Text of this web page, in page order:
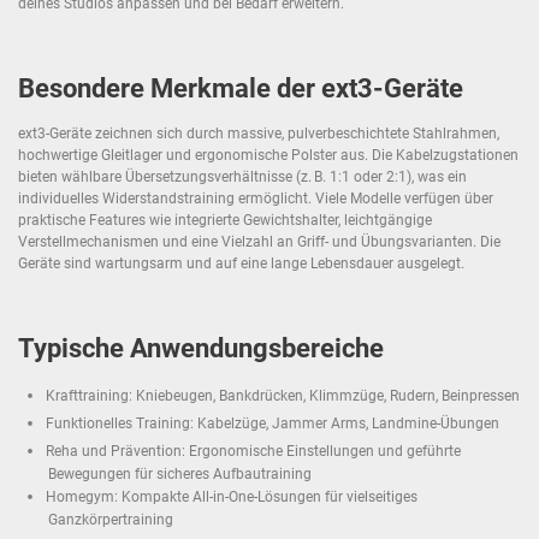
Besondere Merkmale der ext3-Geräte
ext3-Geräte zeichnen sich durch massive, pulverbeschichtete Stahlrahmen,
hochwertige Gleitlager und ergonomische Polster aus. Die Kabelzugstationen
bieten wählbare Übersetzungsverhältnisse (z. B. 1:1 oder 2:1), was ein
individuelles Widerstandstraining ermöglicht. Viele Modelle verfügen über
praktische Features wie integrierte Gewichtshalter, leichtgängige
Verstellmechanismen und eine Vielzahl an Griff- und Übungsvarianten. Die
Geräte sind wartungsarm und auf eine lange Lebensdauer ausgelegt.
Typische Anwendungsbereiche
Krafttraining: Kniebeugen, Bankdrücken, Klimmzüge, Rudern, Beinpressen
Funktionelles Training: Kabelzüge, Jammer Arms, Landmine-Übungen
Reha und Prävention: Ergonomische Einstellungen und geführte
Bewegungen für sicheres Aufbautraining
Homegym: Kompakte All-in-One-Lösungen für vielseitiges
Ganzkörpertraining